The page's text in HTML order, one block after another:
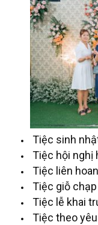
Tiệc sinh
Tiệc hội nghị
Tiệc liên
Tiệc giỗ chạp
Tiệc lễ khai
Tiệc theo